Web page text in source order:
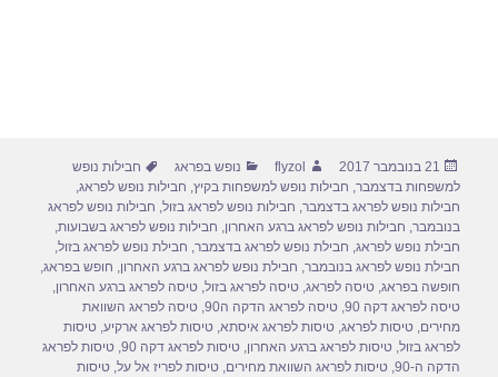
פורסם
בתאריך
21 בנובמבר 2017 מחבר
flyzol קטגוריות
נופש בפראג תגיות
חבילות נופש
למשפחות בדצמבר, חבילות נופש למשפחות בקיץ, חבילות נופש לפראג,
חבילות נופש לפראג בדצמבר, חבילות נופש לפראג בזול, חבילות נופש לפראג
בנובמבר, חבילות נופש לפראג ברגע האחרון, חבילות נופש לפראג בשבועות,
חבילת נופש לפראג, חבילת נופש לפראג בדצמבר, חבילת נופש לפראג בזול,
חבילת נופש לפראג בנובמבר, חבילת נופש לפראג ברגע האחרון, חופש בפראג,
חופשה בפראג,טיסה לפראג,טיסה לפראג בזול,טיסה לפראג ברגע האחרון,
טיסה לפראג דקה 90
,טיסה לפראג הדקה ה90 ,טיסה לפראג השוואת
מחירים,טיסות לפראג,טיסות לפראג איסתא,טיסות לפראג ארקיע,טיסות
לפראג בזול,טיסות לפראג ברגע האחרון,טיסות לפראג דקה 90 ,טיסות לפראג
הדקה ה-90
,טיסות לפראג השוואת מחירים,טיסות לפריז אל על,טיסות